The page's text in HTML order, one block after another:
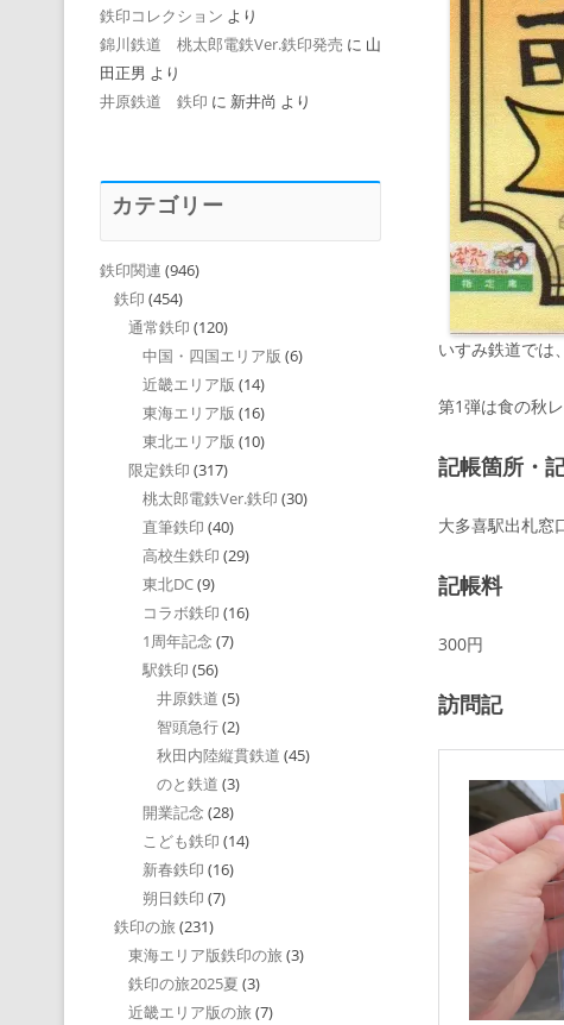
いすみ鉄道では
第1弾は食の秋
記帳箇所・
大多喜駅出札
記帳料
300円
訪問記
鉄印コレクション より
錦川鉄道 桃太郎電鉄Ver.鉄印発売 に 山
田正男 より
井原鉄道 鉄印 に 新井尚 より
カテゴリー
鉄印関連 (946)
鉄印 (454)
通常鉄印 (120)
中国・四国エリア版 (6)
近畿エリア版 (14)
東海エリア版 (16)
東北エリア版 (10)
限定鉄印 (317)
桃太郎電鉄Ver.鉄印 (30)
直筆鉄印 (40)
高校生鉄印 (29)
東北DC(9)
コラボ鉄印 (16)
1周年記念 (7)
駅鉄印 (56)
井原鉄道 (5)
智頭急行(2)
秋田内陸縦貫鉄道 (45)
のと鉄道 (3)
開業記念 (28)
こども鉄印 (14)
新春鉄印 (16)
朔日鉄印 (7)
鉄印の旅 (231)
東海エリア版鉄印の旅 (3)
鉄印の旅2025夏 (3)
近畿エリア版の旅 (7)